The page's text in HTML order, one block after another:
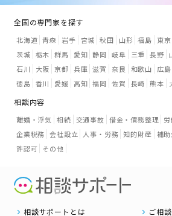
全国の専門家を探す
北海道 青森 岩手 宮城 秋田 山形 福島 東京
茨城 栃木 群馬 愛知 静岡 岐阜 三重 長野
石川
大阪 京都 兵庫 滋賀 奈良 和歌山 広島
徳島 香川 愛媛 高知 福岡 佐賀 長崎 熊本
相談内容
離婚・浮気 相続 交通事故 借金・債務整理
企業税務 会社設立 人事・労務 知的財産 補
許認可 その他
相談サポートとは ご相